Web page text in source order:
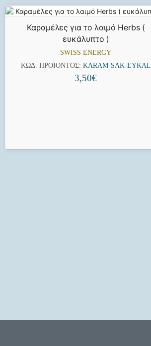
Καραμέλες για το λαιμό Herbs (
ευκάλυπτο )
SWISS ENERGY
ΚΩΔ. ΠΡΟΪΌΝΤΟΣ: KARAM-SAK-EYKAL
3,50€